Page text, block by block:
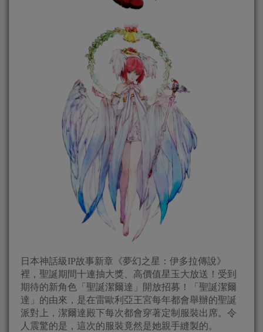
日本神話級IP故事新章《夢幻之星：伊多拉傳說》
裡，聖誕期間十連抽大獎、高價值星玉大放送！受到
期待的新角色「聖誕潔爾達」開放招募！「聖誕潔爾
達」的由來，是在雷歐利亞王宮每年都會舉辦的聖誕
派對上，潔爾達殿下每次都會穿著定制服裝出席。令
人震驚的是，這次的服裝竟然是她親手縫製的。